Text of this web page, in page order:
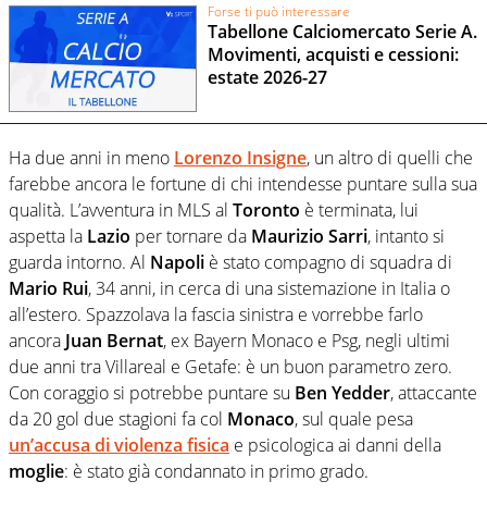
Forse ti può interessare
Tabellone Calciomercato Serie A.
Movimenti, acquisti e cessioni:
estate 2026-27
Ha due anni in meno Lorenzo Insigne, un altro di quelli che
farebbe ancora le fortune di chi intendesse puntare sulla sua
qualità. L’avventura in MLS al Toronto è terminata, lui
aspetta la Lazio per tornare da Maurizio Sarri, intanto si
guarda intorno. Al Napoli è stato compagno di squadra di
Mario Rui, 34 anni, in cerca di una sistemazione in Italia o
all’estero. Spazzolava la fascia sinistra e vorrebbe farlo
ancora Juan Bernat, ex Bayern Monaco e Psg, negli ultimi
due anni tra Villareal e Getafe: è un buon parametro zero.
Con coraggio si potrebbe puntare su Ben Yedder, attaccante
da 20 gol due stagioni fa col Monaco, sul quale pesa
un’accusa di violenza fisica e psicologica ai danni della
moglie: è stato già condannato in primo grado.